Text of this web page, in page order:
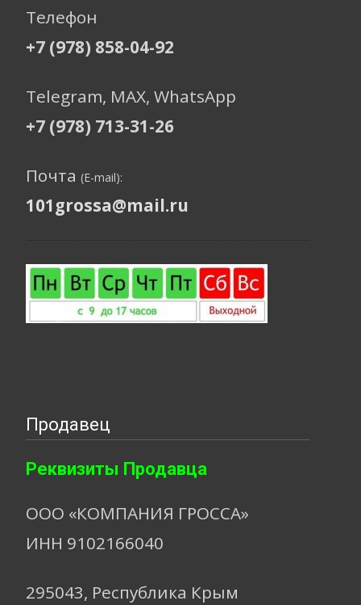
Телефон
+7 (978) 858-04-92
Telegram, МАХ, WhatsApp
+7 (978) 713-31-26
Почта (E-mail):
101grossa@mail.ru
Продавец
Реквизиты Продавца
ООО «КОМПАНИЯ ГРОССА»
ИНН 9102166040
295043, Республика Крым